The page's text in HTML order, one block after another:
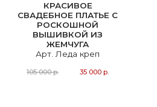
КРАСИВОЕ
СВАДЕБНОЕ ПЛАТЬЕ С
РОСКОШНОЙ
ВЫШИВКОЙ ИЗ
ЖЕМЧУГА
Арт. Леда креп
105 000 р. 35 000 р.